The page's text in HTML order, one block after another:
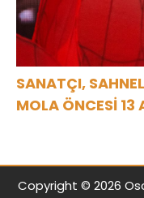
SANATÇI,
MOLA ÖNCESİ 13
Copyright © 2026